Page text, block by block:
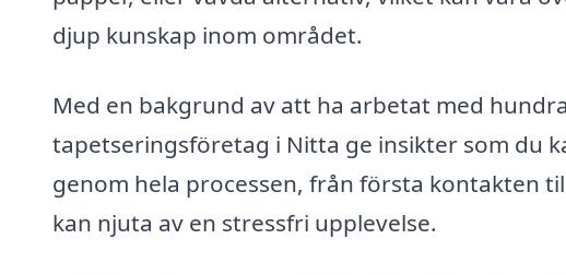
djup kunskap inom området.
Med en bakgrund av att ha arbetat med
tapetseringsföretag i Nitta ge insikter som du
genom hela processen, från första kontakten
kan njuta av en stressfri upplevelse.